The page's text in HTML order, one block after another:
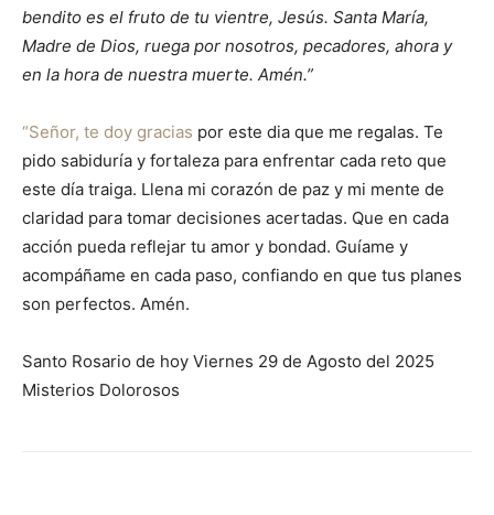
bendito es el fruto de tu vientre, Jesús. Santa María,
Madre de Dios, ruega por nosotros, pecadores, ahora y
en la hora de nuestra muerte. Amén.”
“Señor, te doy gracias por este dia que me regalas. Te
pido sabiduría y fortaleza para enfrentar cada reto que
este día traiga. Llena mi corazón de paz y mi mente de
claridad para tomar decisiones acertadas. Que en cada
acción pueda reflejar tu amor y bondad. Guíame y
acompáñame en cada paso, confiando en que tus planes
son perfectos. Amén.
Santo Rosario de hoy Viernes 29 de Agosto del 2025
Misterios Dolorosos